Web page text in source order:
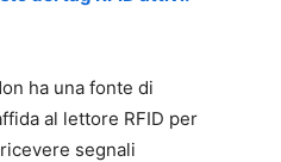
ha una fonte di
al lettore RFID per
segnali